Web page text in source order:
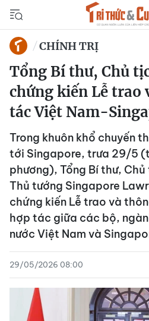
CHÍNH TRỊ
Tổng Bí thư, Chủ
chứng kiến Lễ trao
tác Việt Nam-
Trong khuôn khổ chuyến
tới Singapore, trưa 29/5
phương), Tổng Bí thư,
Thủ tướng Singapore
chứng kiến Lễ trao và
hợp tác giữa các bộ,
nước Việt Nam và
29/05/2026 08:00